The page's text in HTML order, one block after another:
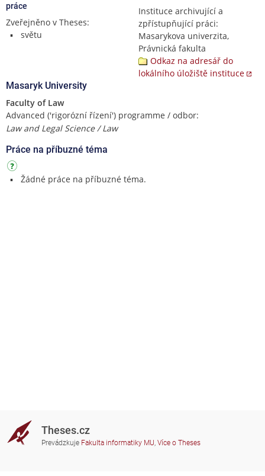
práce
Zveřejněno v Theses:
světu
Instituce archivující a
zpřístupňující práci:
Masarykova univerzita,
Právnická fakulta
Odkaz na adresář do
lokálního úložiště instituce
Masaryk University
Faculty of Law
Advanced ('rigorózní řízení') programme / odbor:
Law and Legal Science / Law
Práce na příbuzné téma
Žádné práce na příbuzné téma.
Theses.cz
Prevádzkuje Fakulta informatiky MU, Více o Theses